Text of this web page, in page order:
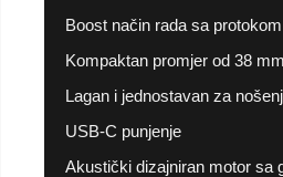
Boost način rada sa
Kompaktan promjer od 38 mm
Lagan i jednostavan za
USB-C punjenje
Akustički dizajniran motor sa